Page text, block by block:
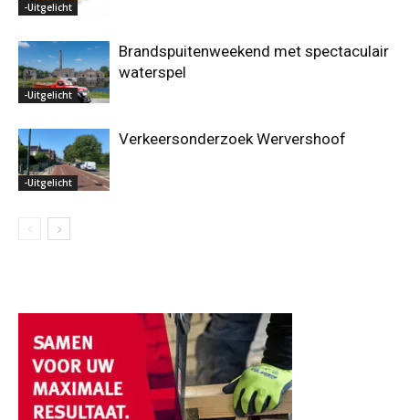
-Uitgelicht
-Uitgelicht
Brandspuitenweekend met spectaculair
waterspel
-Uitgelicht
Verkeersonderzoek Wervershoof